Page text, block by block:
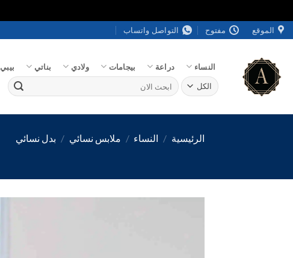
تخطي
للمحتوى
الموقع مفتوح التواصل واتساب
النساء دراعة بيجامات ولادي بناتي بيبي
البحث
عن:
الرئيسية / النساء / ملابس نسائي / بدل نسائي